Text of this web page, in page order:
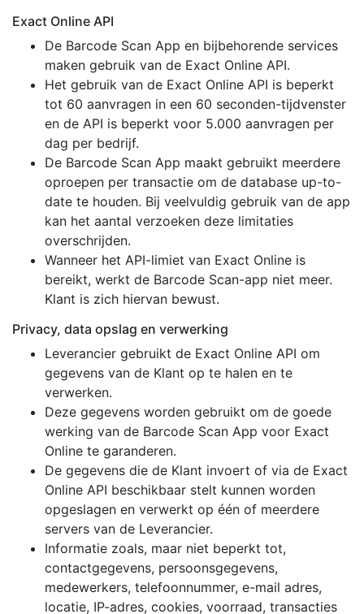
Exact Online API
De Barcode Scan App en bijbehorende services
maken gebruik van de Exact Online API.
Het gebruik van de Exact Online API is beperkt
tot 60 aanvragen in een 60 seconden-tijdvenster
en de API is beperkt voor 5.000 aanvragen per
dag per bedrijf.
De Barcode Scan App maakt gebruikt meerdere
oproepen per transactie om de database up-to-
date te houden. Bij veelvuldig gebruik van de app
kan het aantal verzoeken deze limitaties
overschrijden.
Wanneer het API-limiet van Exact Online is
bereikt, werkt de Barcode Scan-app niet meer.
Klant is zich hiervan bewust.
Privacy, data opslag en verwerking
Leverancier gebruikt de Exact Online API om
gegevens van de Klant op te halen en te
verwerken.
Deze gegevens worden gebruikt om de goede
werking van de Barcode Scan App voor Exact
Online te garanderen.
De gegevens die de Klant invoert of via de Exact
Online API beschikbaar stelt kunnen worden
opgeslagen en verwerkt op één of meerdere
servers van de Leverancier.
Informatie zoals, maar niet beperkt tot,
contactgegevens, persoonsgegevens,
medewerkers, telefoonnummer, e-mail adres,
locatie, IP-adres, cookies, voorraad, transacties